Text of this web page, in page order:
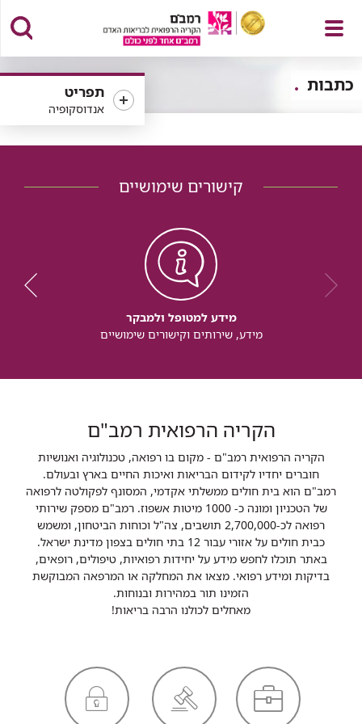
פתח
תפריט
תפריט
אנדוסקופיה
כתבות
קישורים שימושיים
מידע למטופל ולמבקר
מידע, שירותים וקישורים שימושיים
הקריה הרפואית רמב"ם
הקריה הרפואית רמב"ם - מקום בו רפואה, טכנולוגיה ואנושיות
חוברים יחדיו לקידום הבריאות ואיכות החיים בארץ ובעולם.
רמב"ם הוא בית חולים ממשלתי אקדמי, המסונף לפקולטה לרפואה
של הטכניון ומונה כ- 1000 מיטות אשפוז. רמב"ם מספק שירותי
רפואה לכ-2,700,000 תושבים, צה"ל וכוחות הביטחון, ומשמש
כבית חולים על אזורי עבור 12 בתי חולים בצפון מדינת ישראל.
באתר תוכלו לחפש מידע על יחידות רפואיות, טיפולים, רופאים,
בדיקות ומידע רפואי. מצאו את המחלקה או המרפאה המבוקשת
הזמינו תור במהירות ובנוחות.
מאחלים לכולנו הרבה בריאות!